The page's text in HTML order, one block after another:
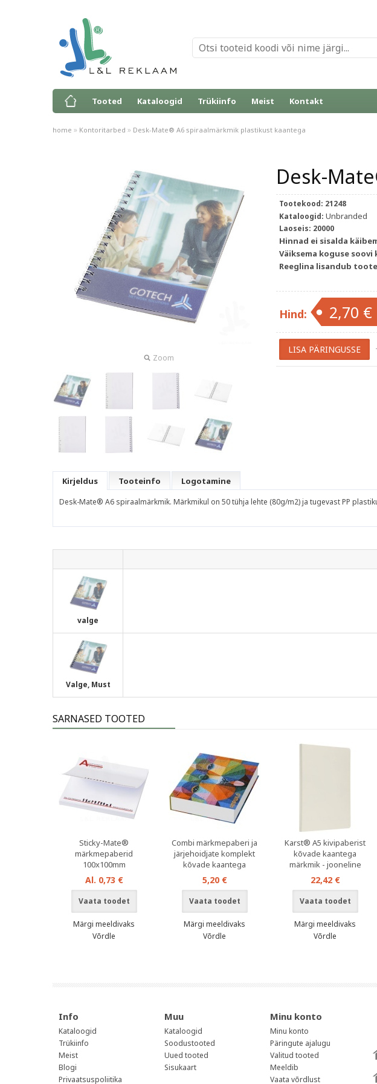
Tooted Kataloogid Trükiinfo Meist Kontakt
home » Kontoritarbed » Desk-Mate® A6 spiraalmärkmik plastikust kaantega
Zoom
Desk-
Tootekood: 21248
Kataloogid: Unbranded
Laoseis: 20000
Hinnad ei sisalda
Väiksema koguse
Reeglina lisandub
Hind: 2,70 €
Kirjeldus Tooteinfo Logotamine
Desk-Mate® A6 spiraalmärkmik. Märkmikul on 50 tühja lehte (80g/m2) ja tugevast PP
valge
Valge, Must
SARNASED TOOTED
Sticky-Mate®
märkmepaberid
100x100mm
Al. 0,73 €
Vaata toodet
Märgi meeldivaks
Võrdle
Combi märkmepaberi ja
järjehoidjate komplekt
kõvade kaantega
5,20 €
Vaata toodet
Märgi meeldivaks
Võrdle
Karst® A5 kivipaberist
kõvade kaantega
märkmik - jooneline
22,42 €
Vaata toodet
Märgi meeldivaks
Võrdle
Info
Kataloogid
Trükiinfo
Meist
Blogi
Privaatsuspoliitika
Muu
Kataloogid
Soodustooted
Uued tooted
Sisukaart
Minu konto
Minu konto
Päringute ajalugu
Valitud tooted
Meeldib
Vaata võrdlust